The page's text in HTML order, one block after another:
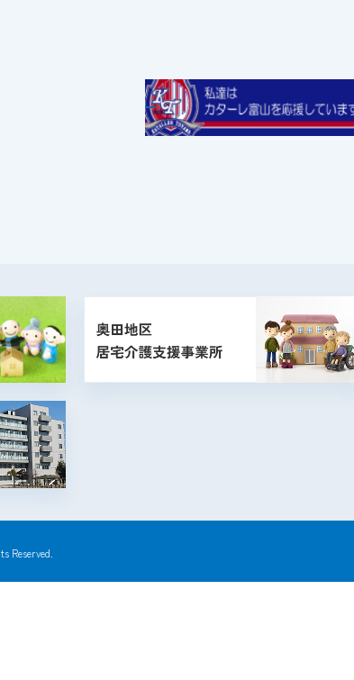
Reserved.